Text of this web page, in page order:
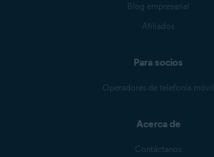
Blog empresarial
Afiliados
Para socios
Operadores de telefonía móvil
Acerca de
Contáctanos